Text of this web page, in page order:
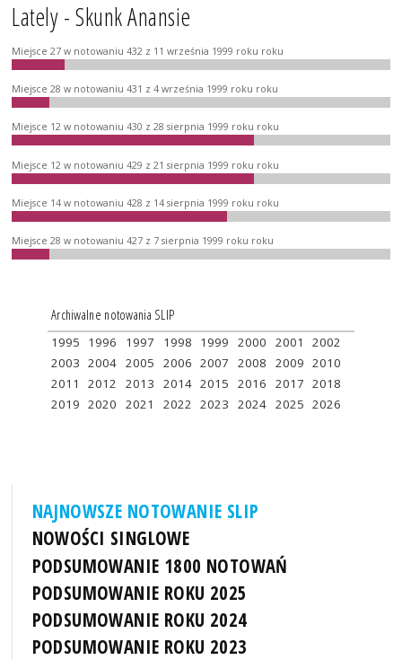
Lately - Skunk Anansie
Miejsce 27 w notowaniu 432 z 11 września 1999 roku roku
Miejsce 28 w notowaniu 431 z 4 września 1999 roku roku
Miejsce 12 w notowaniu 430 z 28 sierpnia 1999 roku roku
Miejsce 12 w notowaniu 429 z 21 sierpnia 1999 roku roku
Miejsce 14 w notowaniu 428 z 14 sierpnia 1999 roku roku
Miejsce 28 w notowaniu 427 z 7 sierpnia 1999 roku roku
Archiwalne notowania SLIP
1995 1996 1997 1998 1999 2000 2001
2002
2003 2004 2005 2006 2007 2008 2009 2010
2011
2012 2013 2014 2015 2016 2017 2018
2019 2020 2021 2022 2023 2024 2025 2026
NAJNOWSZE NOTOWANIE SLIP
NOWOŚCI SINGLOWE
PODSUMOWANIE 1800 NOTOWAŃ
PODSUMOWANIE ROKU 2025
PODSUMOWANIE ROKU 2024
PODSUMOWANIE ROKU 2023